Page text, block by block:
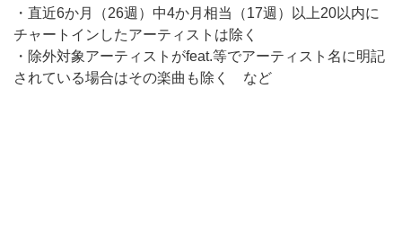
・直近6か月（26週）中4か月相当（17週）以上20以内に
チャートインしたアーティストは除く
・除外対象アーティストがfeat.等でアーティスト名に明記
されている場合はその楽曲も除く など